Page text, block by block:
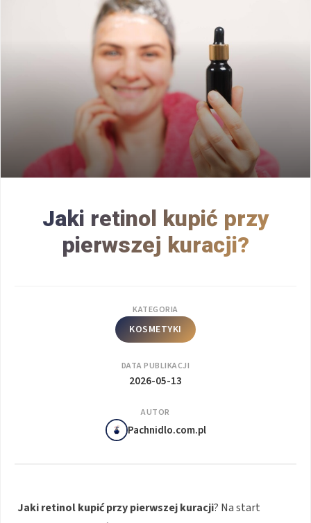
Jaki retinol kupić przy
pierwszej kuracji?
KATEGORIA
KOSMETYKI
DATA PUBLIKACJI
2026-05-13
AUTOR
Pachnidlo.com.pl
Jaki retinol kupić przy pierwszej kuracji? Na start